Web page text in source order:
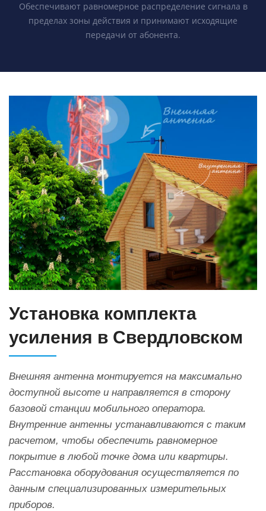
Обеспечивают равномерное распределение сигнала в
пределах зоны действия и принимают исходящие
передачи от абонента.
Установка комплекта
усиления в Свердловском
Внешняя антенна монтируется на максимально
доступной высоте и направляется в сторону
базовой станции мобильного оператора.
Внутренние антенны устанавливаются с таким
расчетом, чтобы обеспечить равномерное
покрытие в любой точке дома или квартиры.
Расстановка оборудования осуществляется по
данным специализированных измерительных
приборов.